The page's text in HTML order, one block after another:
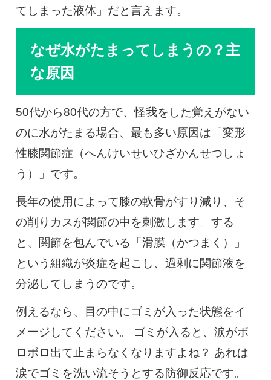
てしまった液体」だと言えます。
なぜ水がたまってしまうの？主
な原因
50代から80代の方で、怪我をした覚えがない
のに水がたまる場合、最も多い原因は「変形
性膝関節症（へんけいせいひざかんせつしょ
う）」です。
長年の使用によって膝の軟骨がすり減り、そ
の削りカスが関節の中を刺激します。する
と、関節を包んでいる「滑膜（かつまく）」
という組織が炎症を起こし、過剰に関節液を
分泌してしまうのです。
例えるなら、目の中にゴミが入った状態をイ
メージしてください。 ゴミが入ると、涙がボ
ロボロ出て止まらなくなりますよね？ あれは
涙でゴミを洗い流そうとする防御反応です。